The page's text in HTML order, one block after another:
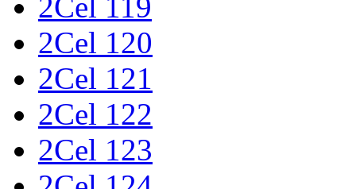
2Cel 120
2Cel 121
2Cel 122
2Cel 123